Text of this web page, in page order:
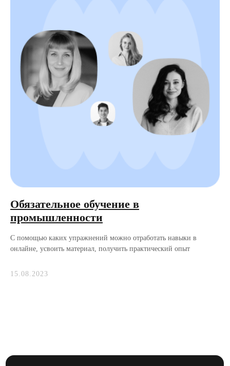
Обязательное обучение в
промышленности
С помощью каких упражнений можно отработать навыки в
онлайне, усвоить материал, получить практический опыт
15.08.2023